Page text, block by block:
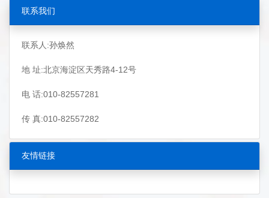
联系我们
联系人:孙焕然
地 址:北京海淀区天秀路4-12号
电 话:010-82557281
传 真:010-82557282
友情链接